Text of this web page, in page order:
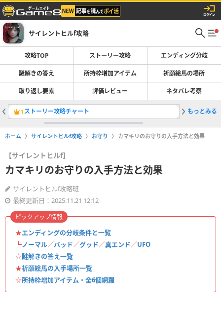
サイレントヒルf攻略
攻略TOP ストーリー攻略 エンディング分岐
謎解きの答え 所持枠増加アイテム 祈願絵馬の場所
取り返し要素 評価レビュー ネタバレ考察
1ストーリー攻略チャート 2ネタバ
もっとみる
ホーム サイレントヒルf攻略 お守り カマキリのお守りの入手方法と効果
【サイレントヒルf】
カマキリのお守りの入手方法と効果
サイレントヒルf攻略班
最終更新日：2025.11.21 12:12
★エンディングの分岐条件と一覧
┗ノーマル／バッド／グッド／真エンド／UFO
☆謎解きの答え一覧
★祈願絵馬の入手場所一覧
☆所持枠増加アイテム・全6個網羅
ピックアップ情報